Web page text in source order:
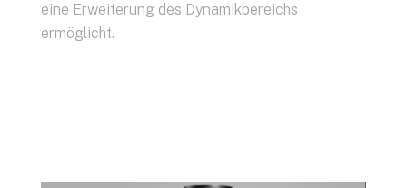
eine Erweiterung des Dynamikbereichs
ermöglicht.